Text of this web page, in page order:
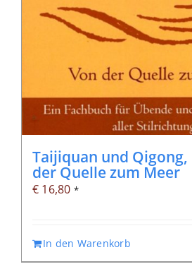
Taijiquan und Qigong,
der Quelle zum Meer
€ 16,80 *
In den Warenkorb